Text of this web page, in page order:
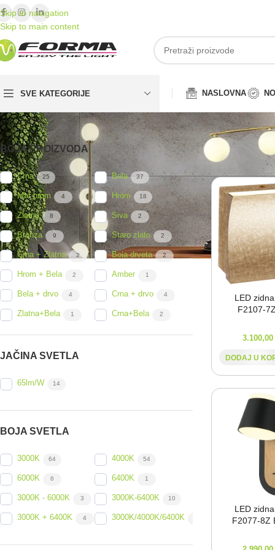
Skip to navigation
Skip to main content
SVE KATEGORIJE NASLOVNA
BOJA PROIZVODA
Crna 25 Bela 37
Mat hrom 4 Hrom 18
Zlatna 8 Siva 2
Bronza 9 Staro zlato 2
Crna + Zlatna 2 Boja drveta 2
Hrom + Bela 2 Amber 1
Bela + drvo 4 Crna + drvo 4
Zlatna+Bela 1 Crna+Bela 2
Peskirana bela 1 Peskirana crna 1
Zlatna +
JAČINA SVETLA
65lm/W 14
BOJA SVETLA
3000K 64 4000K 54
6000K 6 6400K 1
3000K - 6000K 3 3000K-6400K 10
3000K + 6400K 4 3000K/4000K/6400K
Početna LED
LED
F2107-⁠
3.100,00
DODAJ U
LED
F2077-⁠8Z